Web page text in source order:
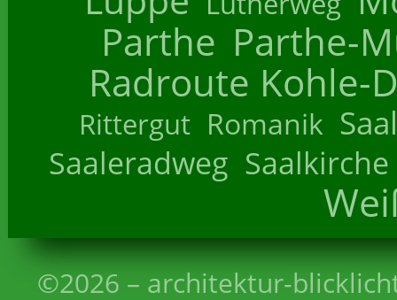
Parthe Parthe-
Radroute Kohle-
Rittergut Romanik
Saaleradweg Saalkirche
©2026 – architektur-